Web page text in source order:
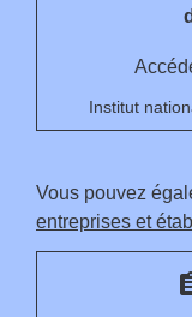
Institut
Vous pouvez
entreprises et